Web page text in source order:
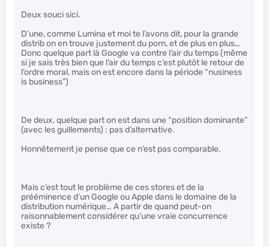
Deux souci sici.
D’une, comme Lumina et moi te l’avons dit, pour la grande
distrib on en trouve justement du porn, et de plus en plus…
Donc quelque part là Google va contre l’air du temps (même
si je sais très bien que l’air du temps c’est plutôt le retour de
l’ordre moral, mais on est encore dans la période “nusiness
is business”)
De deux, quelque part on est dans une “position dominante”
(avec les guillements) : pas d’alternative.
Honnêtement je pense que ce n’est pas comparable.
Mais c’est tout le problème de ces stores et de la
prééminence d’un Google ou Apple dans le domaine de la
distribution numérique… A partir de quand peut-on
raisonnablement considérer qu’une vraie concurrence
existe ?